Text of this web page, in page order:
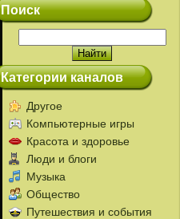
Поиск
Категории каналов
Другое
Компьютерные игры
Красота и здоровье
Люди и блоги
Музыка
Общество
Путешествия и события